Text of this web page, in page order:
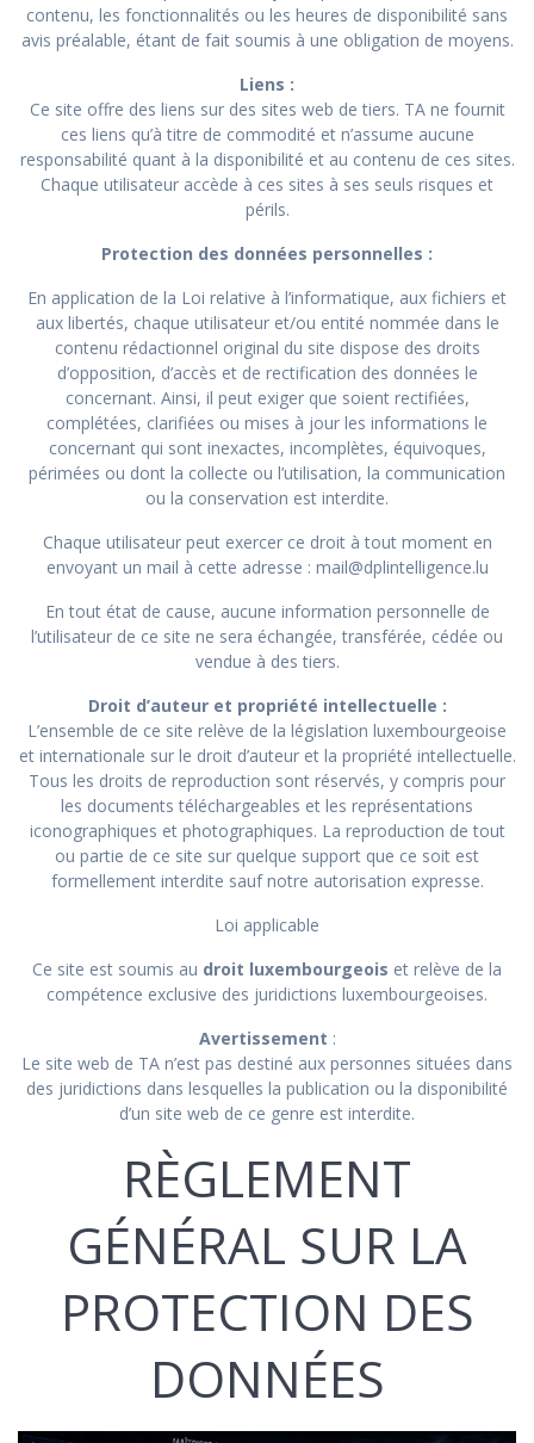
contenu, les fonctionnalités ou les heures de disponibilité sans
avis préalable, étant de fait soumis à une obligation de moyens.
Liens :
Ce site offre des liens sur des sites web de tiers. TA ne fournit
ces liens qu’à titre de commodité et n’assume aucune
responsabilité quant à la disponibilité et au contenu de ces sites.
Chaque utilisateur accède à ces sites à ses seuls risques et
périls.
Protection des données personnelles :
En application de la Loi relative à l’informatique, aux fichiers et
aux libertés, chaque utilisateur et/ou entité nommée dans le
contenu rédactionnel original du site dispose des droits
d’opposition, d’accès et de rectification des données le
concernant. Ainsi, il peut exiger que soient rectifiées,
complétées, clarifiées ou mises à jour les informations le
concernant qui sont inexactes, incomplètes, équivoques,
périmées ou dont la collecte ou l’utilisation, la communication
ou la conservation est interdite.
Chaque utilisateur peut exercer ce droit à tout moment en
envoyant un mail à cette adresse : mail@dplintelligence.lu
En tout état de cause, aucune information personnelle de
l’utilisateur de ce site ne sera échangée, transférée, cédée ou
vendue à des tiers.
Droit d’auteur et propriété intellectuelle :
L’ensemble de ce site relève de la législation luxembourgeoise
et internationale sur le droit d’auteur et la propriété intellectuelle.
Tous les droits de reproduction sont réservés, y compris pour
les documents téléchargeables et les représentations
iconographiques et photographiques. La reproduction de tout
ou partie de ce site sur quelque support que ce soit est
formellement interdite sauf notre autorisation expresse.
Loi applicable
Ce site est soumis au droit luxembourgeois et relève de la
compétence exclusive des juridictions luxembourgeoises.
Avertissement :
Le site web de TA n’est pas destiné aux personnes situées dans
des juridictions dans lesquelles la publication ou la disponibilité
d’un site web de ce genre est interdite.
RÈGLEMENT
GÉNÉRAL SUR LA
PROTECTION DES
DONNÉES